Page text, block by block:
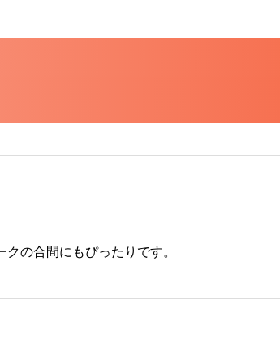
の合間にもぴったりです。